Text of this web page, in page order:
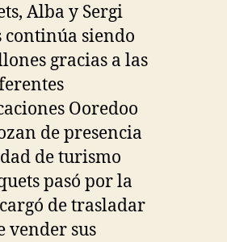
Alba y Sergi
continúa siendo
gracias a las
Ooredoo
de presencia
de turismo
pasó por la
de trasladar
vender sus